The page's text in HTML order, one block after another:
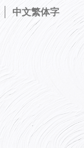
中文繁体字